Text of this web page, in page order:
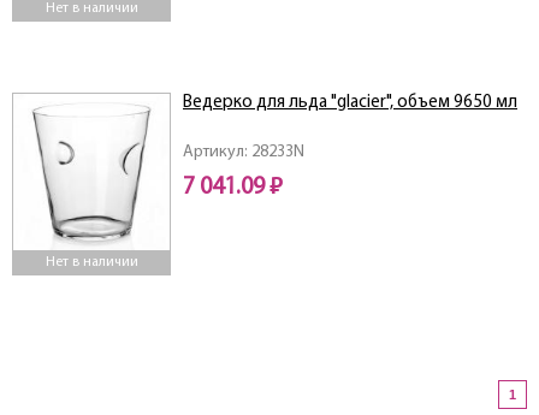
Нет в наличии
Нет в наличии
Артикул: 28233N
Ведерко для льда "glacier", объем 9650 мл
7 041.09 ₽
1